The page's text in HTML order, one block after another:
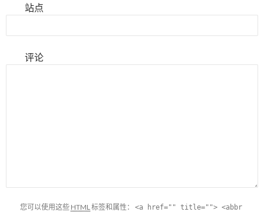
站点
评论
您可以使用这些 HTML标签和属性： <a href="" title=""> <abbr